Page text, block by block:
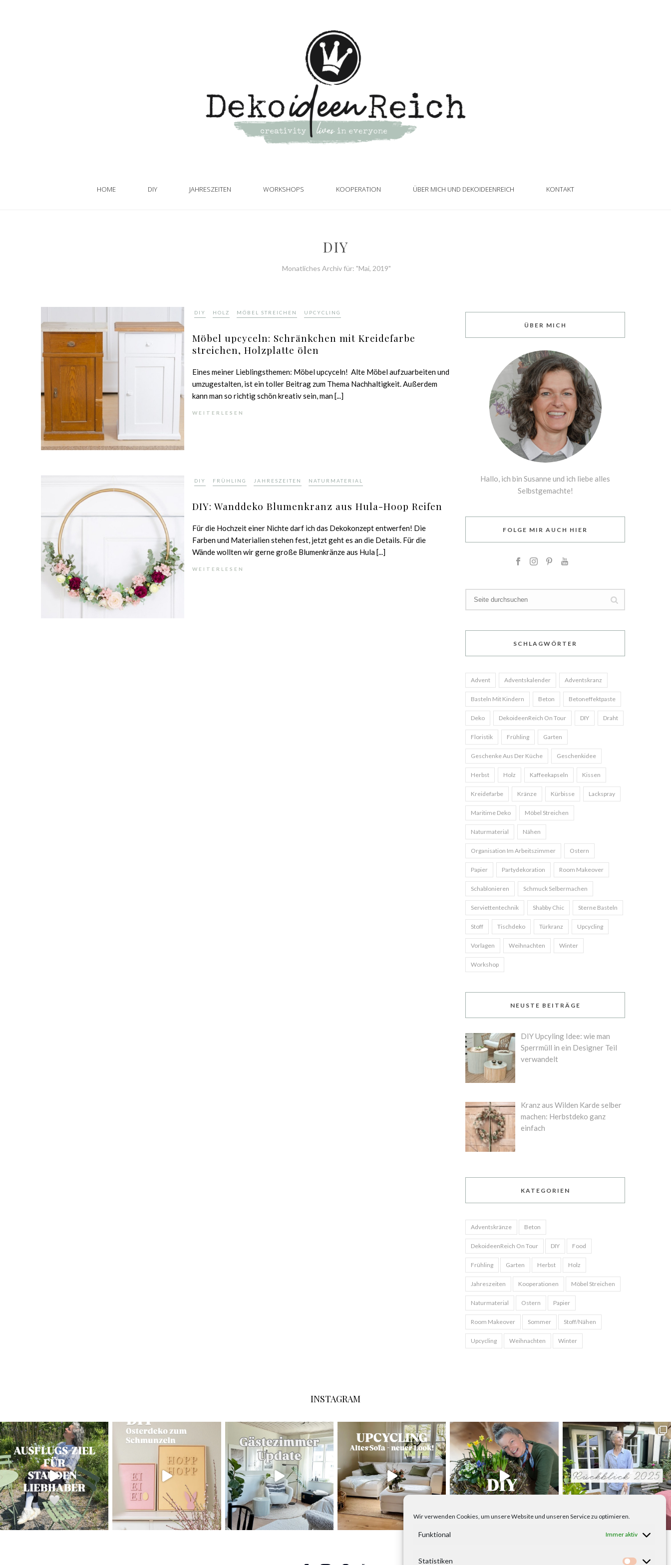
Wir verwenden Cookies, um unsere Website und unseren Service zu optimieren.
Funktional Immer aktiv
Statistiken
HOME DIY JAHRESZEITEN WORKSHOPS KOOPERATION ÜBER MICH UND DEKOIDEENREICH KONTAKT
DIY
Monatliches Archiv für: "Mai, 2019"
DIY HOLZ MÖBEL STREICHEN UPCYCLING
Möbel upcyceln: Schränkchen mit Kreidefarbe
streichen, Holzplatte ölen
Eines meiner Lieblingsthemen: Möbel upcyceln! Alte Möbel aufzuarbeiten und
umzugestalten, ist ein toller Beitrag zum Thema Nachhaltigkeit. Außerdem
kann man so richtig schön kreativ sein, man [...]
WEITERLESEN
DIY FRÜHLING JAHRESZEITEN NATURMATERIAL
DIY: Wanddeko Blumenkranz aus Hula-Hoop Reifen
Für die Hochzeit einer Nichte darf ich das Dekokonzept entwerfen! Die
Farben und Materialien stehen fest, jetzt geht es an die Details. Für die
Wände wollten wir gerne große Blumenkränze aus Hula [...]
WEITERLESEN
ÜBER MICH
Hallo, ich bin Susanne und ich liebe alles
Selbstgemachte!
FOLGE MIR AUCH HIER
SCHLAGWÖRTER
Advent Adventskalender Adventskranz
Basteln Mit Kindern Beton Betoneffektpaste
Deko DekoideenReich On Tour DIY Draht
Floristik Frühling Garten
Geschenke Aus Der Küche Geschenkidee
Herbst Holz Kaffeekapseln Kissen
Kreidefarbe Kränze Kürbisse Lackspray
Maritime Deko Möbel Streichen
Naturmaterial Nähen
Organisation Im Arbeitszimmer Ostern
Papier Partydekoration Room Makeover
Schablonieren Schmuck Selbermachen
Serviettentechnik Shabby Chic Sterne Basteln
Stoff Tischdeko Türkranz Upcycling
Vorlagen Weihnachten Winter
Workshop
NEUSTE BEITRÄGE
DIY Upcyling Idee: wie man
Sperrmüll in ein Designer Teil
verwandelt
Kranz aus Wilden Karde selber
machen: Herbstdeko ganz
einfach
KATEGORIEN
Adventskränze Beton
DekoideenReich On Tour DIY Food
Frühling Garten Herbst Holz
Jahreszeiten Kooperationen Möbel Streichen
Naturmaterial Ostern Papier
Room Makeover Sommer Stoff/Nähen
Upcycling Weihnachten Winter
INSTAGRAM